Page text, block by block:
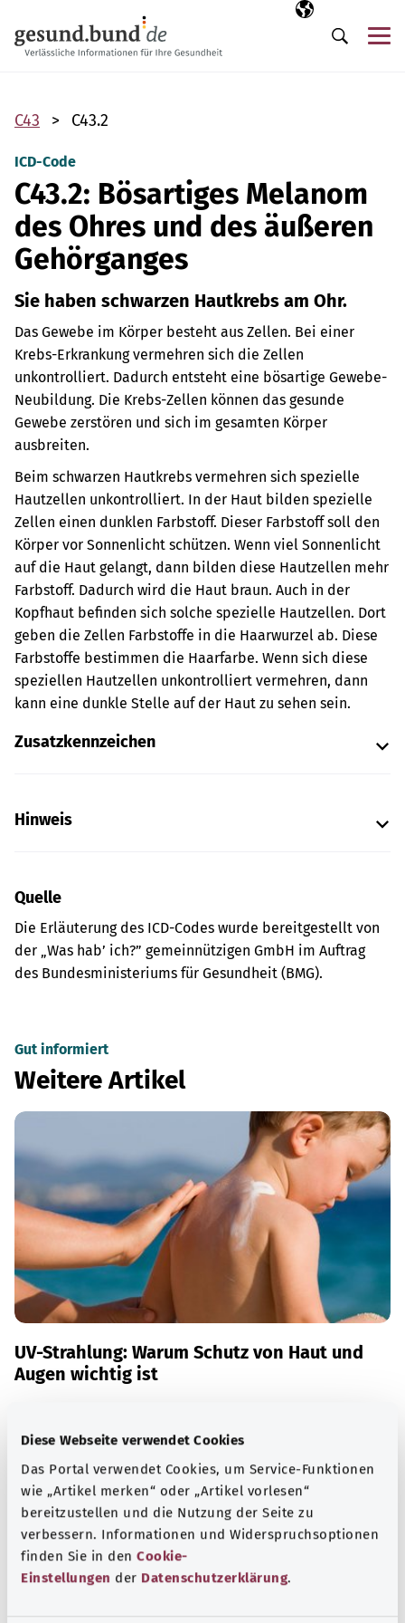
Diese Webseite verwendet Cookies
Das Portal verwendet Cookies, um Service-Funktionen
wie „Artikel merken“ oder „Artikel vorlesen“
bereitzustellen und die Nutzung der Seite zu
verbessern. Informationen und Widerspruchsoptionen
finden Sie in den Cookie-
Einstellungen der Datenschutzerklärung.
Ausgewählte
DE
Suche
C43 C43.2
ICD-Code
C43.2: Bösartiges Melanom
des Ohres und des äußeren
Gehörganges
Sie haben schwarzen Hautkrebs am Ohr.
Das Gewebe im Körper besteht aus Zellen. Bei einer
Krebs-Erkrankung vermehren sich die Zellen
unkontrolliert. Dadurch entsteht eine bösartige Gewebe-
Neubildung. Die Krebs-Zellen können das gesunde
Gewebe zerstören und sich im gesamten Körper
ausbreiten.
Beim schwarzen Hautkrebs vermehren sich spezielle
Hautzellen unkontrolliert. In der Haut bilden spezielle
Zellen einen dunklen Farbstoff. Dieser Farbstoff soll den
Körper vor Sonnenlicht schützen. Wenn viel Sonnenlicht
auf die Haut gelangt, dann bilden diese Hautzellen mehr
Farbstoff. Dadurch wird die Haut braun. Auch in der
Kopfhaut befinden sich solche spezielle Hautzellen. Dort
geben die Zellen Farbstoffe in die Haarwurzel ab. Diese
Farbstoffe bestimmen die Haarfarbe. Wenn sich diese
speziellen Hautzellen unkontrolliert vermehren, dann
kann eine dunkle Stelle auf der Haut zu sehen sein.
Zusatzkennzeichen
Hinweis
Quelle
Die Erläuterung des ICD-Codes wurde bereitgestellt von
der „Was hab’ ich?” gemeinnützigen GmbH im Auftrag
des Bundesministeriums für Gesundheit (BMG).
Gut informiert
Weitere Artikel
UV-Strahlung: Warum Schutz von Haut und
Augen wichtig ist
kann zu bleibenden Haut- und Augenschäden führen. Sie
Mehr erfahren